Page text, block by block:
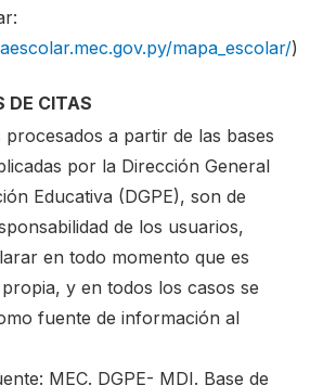
mapa_escolar/)
DE CITAS
procesados a partir de las bases
por la Dirección General
Educativa (DGPE), son de
de los usuarios,
en todo momento que es
y en todos los casos se
fuente de información al
MEC. DGPE- MDI. Base de